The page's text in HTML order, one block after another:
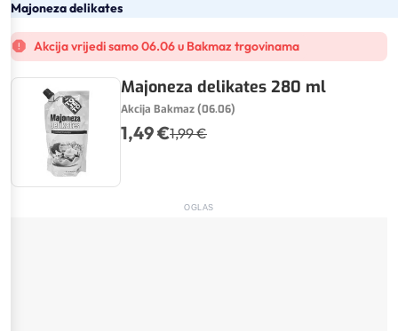
Majoneza delikates
Akcija vrijedi samo 06.06 u Bakmaz trgovinama
Majoneza delikates 280 ml
Akcija Bakmaz (06.06)
1,49 €1,99 €
OGLAS